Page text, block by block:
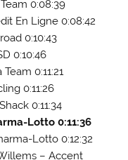
0:08:39
En Ligne 0:08:42
0:10:43
0:10:46
0:11:21
0:11:26
0:11:34
Lotto 0:11:36
Lotto 0:12:32
– Accent